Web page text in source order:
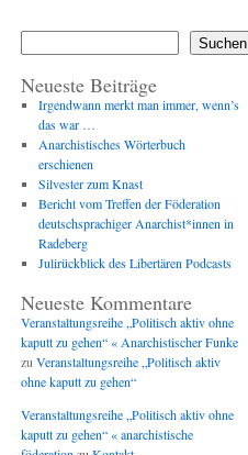
Suchen
Neueste Beiträge
Irgendwann merkt man immer, wenn’s
das war …
Anarchistisches Wörterbuch
erschienen
Silvester zum Knast
Bericht vom Treffen der Föderation
deutschsprachiger Anarchist*innen in
Radeberg
Julirückblick des Libertären Podcasts
Neueste Kommentare
Veranstaltungsreihe „Politisch aktiv ohne
kaputt zu gehen“ « Anarchistischer Funke
zu Veranstaltungsreihe „Politisch aktiv
ohne kaputt zu gehen“
Veranstaltungsreihe „Politisch aktiv ohne
kaputt zu gehen“ « anarchistische